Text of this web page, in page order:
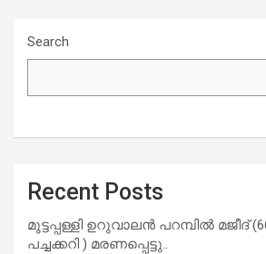
Search
Recent Posts
മുട്ടപ്പള്ളി ഉറുവാലൻ പറമ്പിൽ മജീദ്
പച്ചക്കറി ) മരണപ്പെട്ടു..